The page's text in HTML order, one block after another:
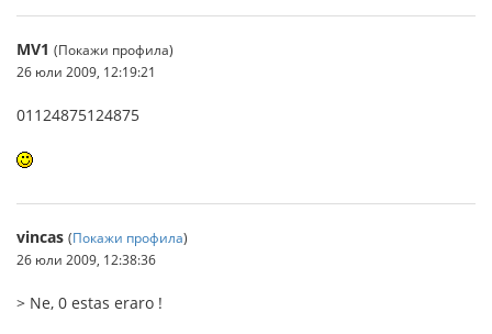
MV1 (Покажи профила)
26 юли 2009, 12:19:21
01124875124875
vincas (Покажи профила)
26 юли 2009, 12:38:36
> Ne, 0 estas eraro !